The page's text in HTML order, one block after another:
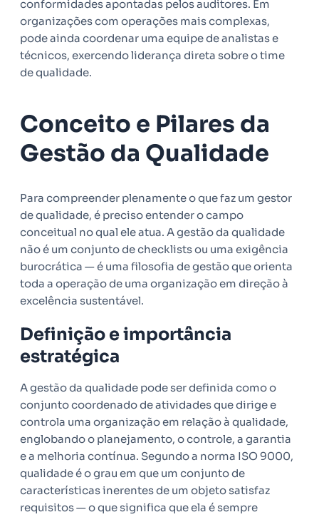
conformidades apontadas pelos auditores. Em
organizações com operações mais complexas,
pode ainda coordenar uma equipe de analistas e
técnicos, exercendo liderança direta sobre o time
de qualidade.
Conceito e Pilares da
Gestão da Qualidade
Para compreender plenamente o que faz um gestor
de qualidade, é preciso entender o campo
conceitual no qual ele atua. A gestão da qualidade
não é um conjunto de checklists ou uma exigência
burocrática — é uma filosofia de gestão que orienta
toda a operação de uma organização em direção à
excelência sustentável.
Definição e importância
estratégica
A gestão da qualidade pode ser definida como o
conjunto coordenado de atividades que dirige e
controla uma organização em relação à qualidade,
englobando o planejamento, o controle, a garantia
e a melhoria contínua. Segundo a norma ISO 9000,
qualidade é o grau em que um conjunto de
características inerentes de um objeto satisfaz
requisitos — o que significa que ela é sempre